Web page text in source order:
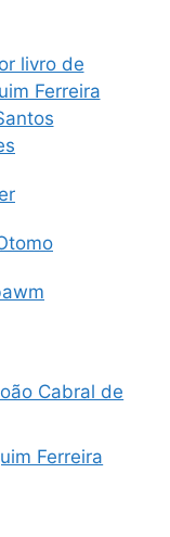
livro de
Ferreira
Cabral de
Ferreira